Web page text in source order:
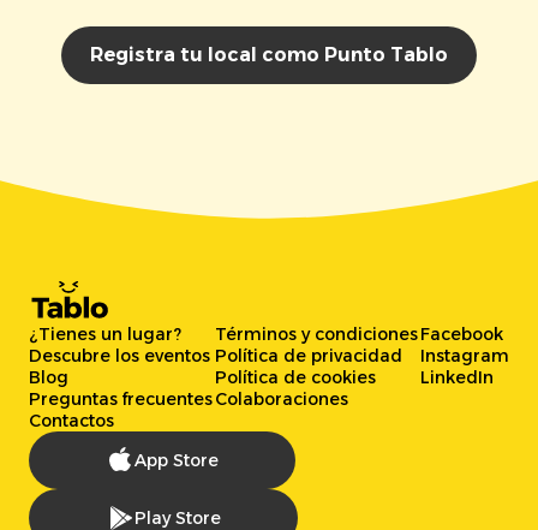
Registra tu local como Punto Tablo
¿Tienes un lugar?
Descubre los eventos
Blog
Preguntas frecuentes
Contactos
Términos y condiciones
Política de privacidad
Política de cookies
Colaboraciones
Facebook
Instagram
LinkedIn
App Store
Play Store